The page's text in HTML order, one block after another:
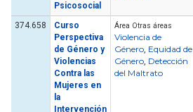
Psicosocial
374.658
Curso
Perspectiva
de Género y
Violencias
Contra las
Mujeres en
la
Intervención
Área Otras áreas
Violencia de
Género, Equidad de
Género, Detección
del Maltrato